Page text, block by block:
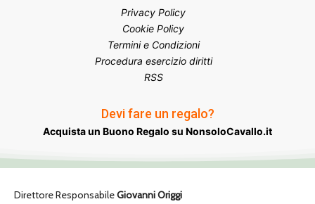
Privacy Policy
Cookie Policy
Termini e Condizioni
Procedura esercizio diritti
RSS
Devi fare un regalo?
Acquista un Buono Regalo su NonsoloCavallo.it
Direttore ResponsabileGiovanni Origgi